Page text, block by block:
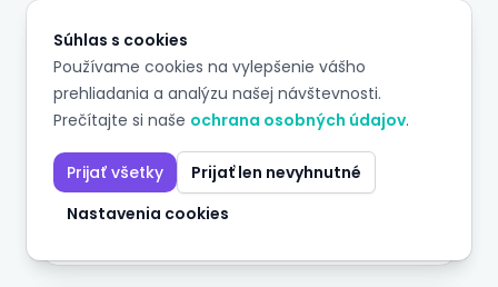
Data Governance 9 min čítania
Dokumentácia finančných
dátových procesov — praktický
návod
Ako zachytiť inštitucionálne znalosti o
znalosti, minimálna dokumentácia,
Súhlas s cookies
Používame cookies na vylepšenie vášho
prehliadania a analýzu našej návštevnosti.
Prečítajte si naše ochrana osobných údajov.
Prijať všetky
Prijať len nevyhnutné
Nastavenia cookies